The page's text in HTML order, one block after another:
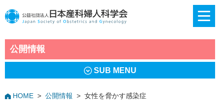
公開情報
SUB MENU
HOME > 公開情報 > 女性を脅かす感染症